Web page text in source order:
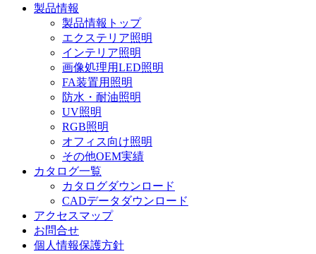
製品情報
製品情報トップ
エクステリア照明
インテリア照明
画像処理用LED照明
FA装置用照明
防水・耐油照明
UV照明
RGB照明
オフィス向け照明
その他OEM実績
カタログ一覧
カタログダウンロード
CADデータダウンロード
アクセスマップ
お問合せ
個人情報保護方針